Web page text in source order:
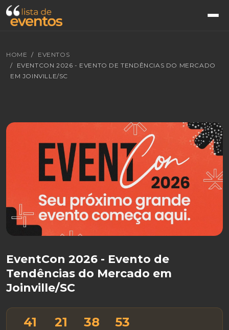
HOME
EVENTOS
EVENTCON 2026 - EVENTO DE TENDÊNCIAS DO MERCADO
EM JOINVILLE/SC
EventCon 2026 - Evento de
Tendências do Mercado em
Joinville/SC
41 21 38 52